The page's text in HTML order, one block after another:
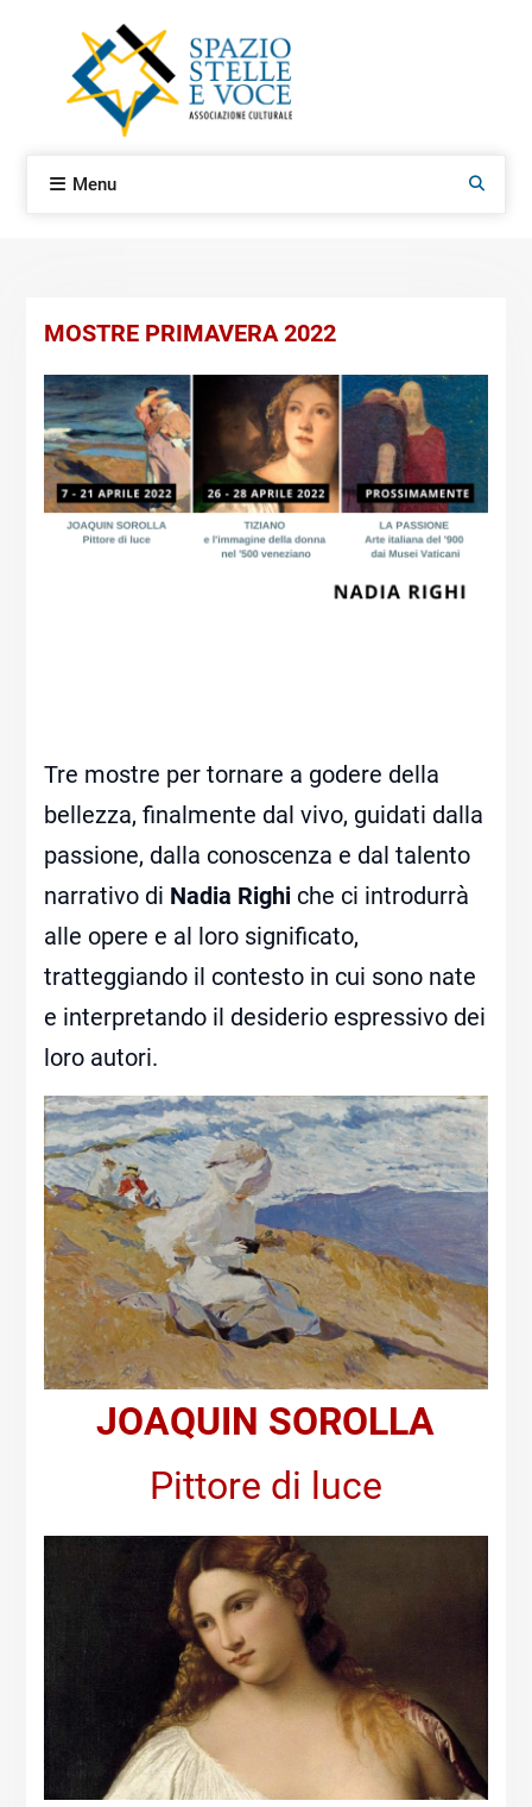
Menu Search
MOSTRE PRIMAVERA 2022
Tre mostre per tornare a godere della
bellezza, finalmente dal vivo, guidati dalla
passione, dalla conoscenza e dal talento
narrativo di Nadia Righiche ci introdurrà
alle opere e al loro significato,
tratteggiando il contesto in cui sono nate
e interpretando il desiderio espressivo dei
loro autori.
JOAQUIN SOROLLA
Pittore di luce